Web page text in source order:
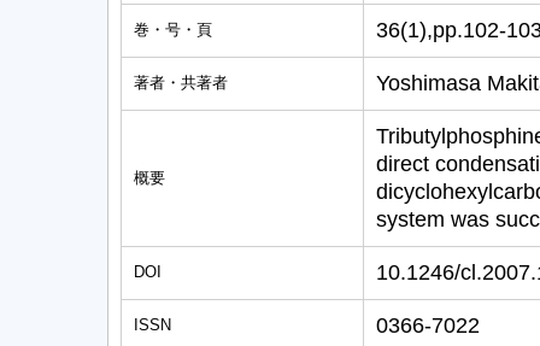
巻・号・頁 36(1),pp.102-
著者・共著者 Yoshimasa
概要
direct
system was
DOI 10.1246/
ISSN 0366-7022